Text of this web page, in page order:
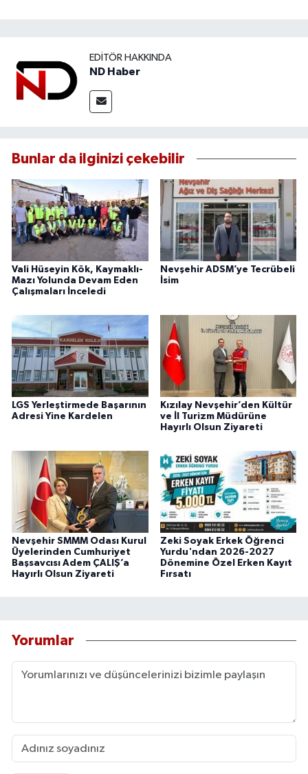
EDITÖR HAKKINDA
ND Haber
Bunlar da ilginizi çekebilir
Vali Hüseyin Kök, Kaymaklı-
Mazı Yolunda Devam Eden
Çalışmaları İnceledi
Nevşehir ADSM’ye Tecrübeli
İsim
LGS Yerleştirmede Başarının
Adresi Yine Kardelen
Kızılay Nevşehir’den Kültür
ve İl Turizm Müdürüne
Hayırlı Olsun Ziyareti
Nevşehir SMMM Odası Kurul
Üyelerinden Cumhuriyet
Başsavcısı Adem ÇALIŞ’a
Hayırlı Olsun Ziyareti
Zeki Soyak Erkek Öğrenci
Yurdu'ndan 2026-2027
Dönemine Özel Erken Kayıt
Fırsatı
Yorumlar